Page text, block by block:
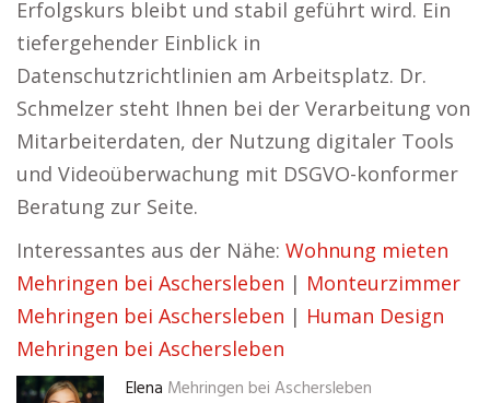
Erfolgskurs bleibt und stabil geführt wird. Ein
tiefergehender Einblick in
Datenschutzrichtlinien am Arbeitsplatz. Dr.
Schmelzer steht Ihnen bei der Verarbeitung von
Mitarbeiterdaten, der Nutzung digitaler Tools
und Videoüberwachung mit DSGVO-konformer
Beratung zur Seite.
Interessantes aus der Nähe: Wohnung mieten
Mehringen bei Aschersleben | Monteurzimmer
Mehringen bei Aschersleben | Human Design
Mehringen bei Aschersleben
Elena Mehringen bei Aschersleben